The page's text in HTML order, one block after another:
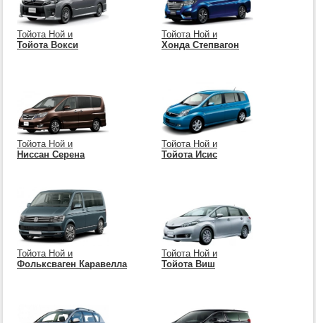
Тойота Ной и
Тойота Вокси
Тойота Ной и
Хонда Степвагон
Тойота Ной и
Ниссан Серена
Тойота Ной и
Тойота Исис
Тойота Ной и
Фольксваген Каравелла
Тойота Ной и
Тойота Виш